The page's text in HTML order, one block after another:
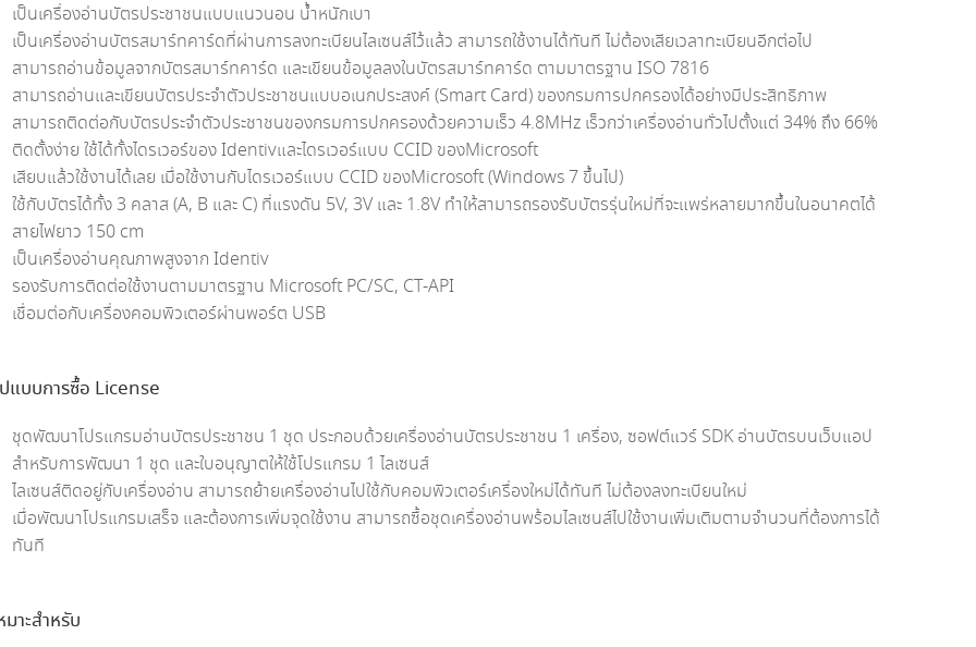
เป็นเครื่องอ่านบัตรประชาชนแบบแนวนอน น้ำหนักเบา
เป็นเครื่องอ่านบัตรสมาร์ทคาร์ดที่ผ่านการลงทะเบียนไลเซนส์ไว้แล้ว สามารถใช้งานได้ทันที ไม่ต้องเสียเวลาทะเบียนอีกต่อไป
สามารถอ่านข้อมูลจากบัตรสมาร์ทคาร์ด และเขียนข้อมูลลงในบัตรสมาร์ทคาร์ด ตามมาตรฐาน ISO 7816
สามารถอ่านและเขียนบัตรประจำตัวประชาชนแบบอเนกประสงค์ (Smart Card) ของกรมการปกครองได้อย่างมีประสิทธิภาพ
สามารถติดต่อกับบัตรประจำตัวประชาชนของกรมการปกครองด้วยความเร็ว 4.8MHz เร็วกว่าเครื่องอ่านทั่วไปตั้งแต่ 34% ถึง 66%
ติดตั้งง่าย ใช้ได้ทั้งไดรเวอร์ของ Identivและไดรเวอร์แบบ CCID ของMicrosoft
เสียบแล้วใช้งานได้เลย เมื่อใช้งานกับไดรเวอร์แบบ CCID ของMicrosoft (Windows 7 ขึ้นไป)
ใช้กับบัตรได้ทั้ง 3 คลาส (A, B และ C) ที่แรงดัน 5V, 3V และ 1.8V ทำให้สามารถรองรับบัตรรุ่นใหม่ที่จะแพร่หลายมากขึ้นในอนาคตได้
สายไฟยาว 150 cm
เป็นเครื่องอ่านคุณภาพสูงจาก Identiv
รองรับการติดต่อใช้งานตามมาตรฐาน Microsoft PC/SC, CT-API
เชื่อมต่อกับเครื่องคอมพิวเตอร์ผ่านพอร์ต USB
แบบการซื้อ License
ชุดพัฒนาโปรแกรมอ่านบัตรประชาชน 1 ชุด ประกอบด้วยเครื่องอ่านบัตรประชาชน 1 เครื่อง, ซอฟต์แวร์ SDK อ่านบัตรบนเว็บแอป
สำหรับการพัฒนา 1 ชุด และใบอนุญาตให้ใช้โปรแกรม 1 ไลเซนส์
ไลเซนส์ติดอยู่กับเครื่องอ่าน สามารถย้ายเครื่องอ่านไปใช้กับคอมพิวเตอร์เครื่องใหม่ได้ทันที ไม่ต้องลงทะเบียนใหม่
เมื่อพัฒนาโปรแกรมเสร็จ และต้องการเพิ่มจุดใช้งาน สามารถซื้อชุดเครื่องอ่านพร้อมไลเซนส์ไปใช้งานเพิ่มเติมตามจำนวนที่ต้องการได้
ทันที
มาะสำหรับ